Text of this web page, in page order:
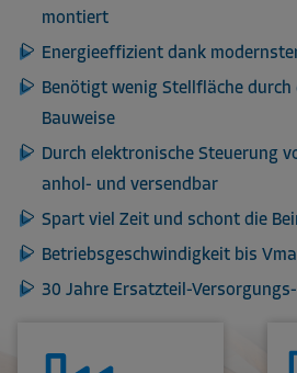
montiert
Energieeffizient dank
Benötigt wenig Stellfläche
Bauweise
Durch elektronische Steuerung
anhol- und versendbar
Spart viel Zeit und schont die
Betriebsgeschwindigkeit bis
30 Jahre Ersatzteil-